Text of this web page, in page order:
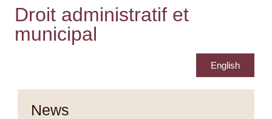
Droit administratif et
municipal
English
News